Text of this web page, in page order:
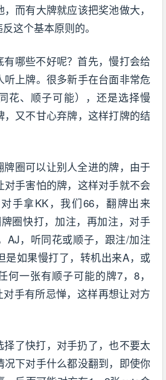
而有大牌就应该把奖池做大，
这个基本原则的。
有哪些不好呢？首先，慢打会给
听上牌。很多新手在台面非常危
花、顺子可能），还是选择慢
又不甘心弃牌，这样打牌的结
牌圈可以让别人全进的牌，由于
手害怕的牌，这样对手就不会
手拿KK，我们66，翻牌出来
圈快打，加注，再加注，对手
AJ，听同花或顺子，跟注/加注
是如果慢打了，转机出来A，或
何一张有顺子可能的牌7，8，
手有所忌惮，这样再想让对方
了快打，对手扔了，也不要太
下对手什么都没翻到，即使你